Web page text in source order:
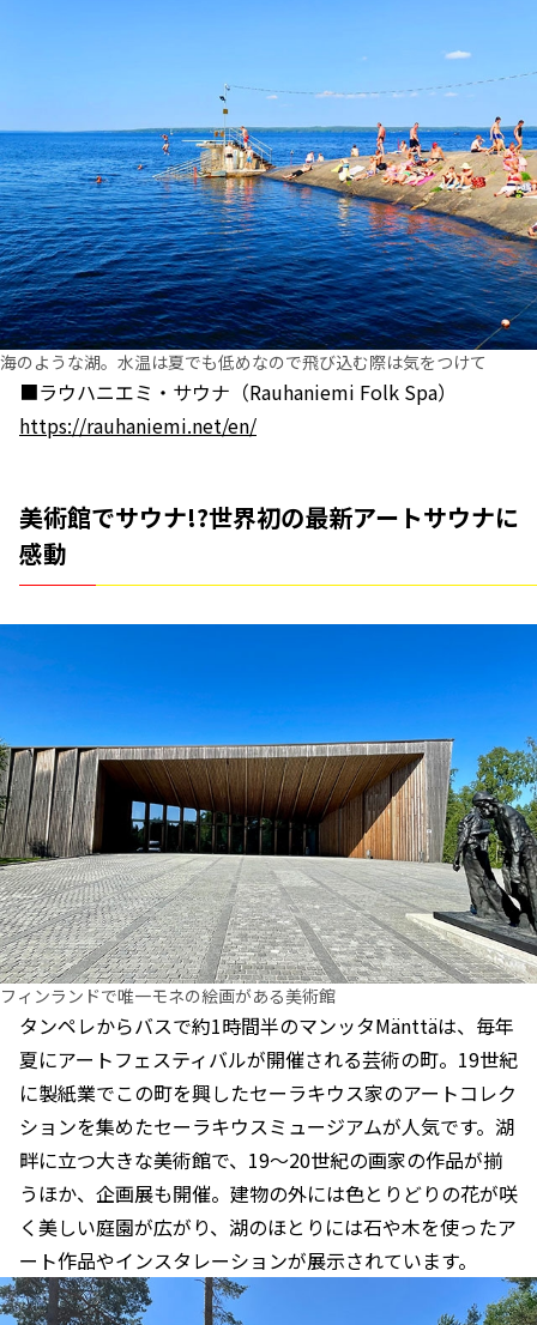
海のような湖。水温は夏でも低めなので飛び込む際は気をつけて
■ラウハニエミ・サウナ（Rauhaniemi Folk Spa）
https://rauhaniemi.net/en/
美術館でサウナ!?世界初の最新アートサウナに
感動
フィンランドで唯一モネの絵画がある美術館
タンペレからバスで約1時間半のマンッタMänttäは、毎年
夏にアートフェスティバルが開催される芸術の町。19世紀
に製紙業でこの町を興したセーラキウス家のアートコレク
ションを集めたセーラキウスミュージアムが人気です。湖
畔に立つ大きな美術館で、19～20世紀の画家の作品が揃
うほか、企画展も開催。建物の外には色とりどりの花が咲
く美しい庭園が広がり、湖のほとりには石や木を使ったア
ート作品やインスタレーションが展示されています。